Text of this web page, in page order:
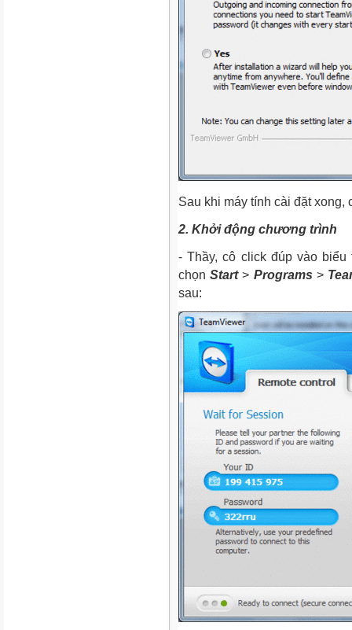
Sau khi máy tính cài đặt xong,
2. Khởi động chương trình
- Thầy, cô click đúp vào
chọnStart> Programs >
sau: